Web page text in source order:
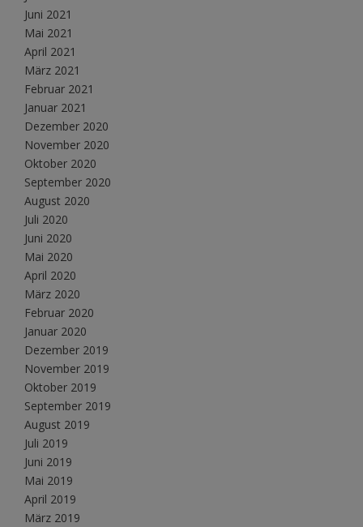
Juni 2021
Mai 2021
April 2021
März 2021
Februar 2021
Januar 2021
Dezember 2020
November 2020
Oktober 2020
September 2020
August 2020
Juli 2020
Juni 2020
Mai 2020
April 2020
März 2020
Februar 2020
Januar 2020
Dezember 2019
November 2019
Oktober 2019
September 2019
August 2019
Juli 2019
Juni 2019
Mai 2019
April 2019
März 2019